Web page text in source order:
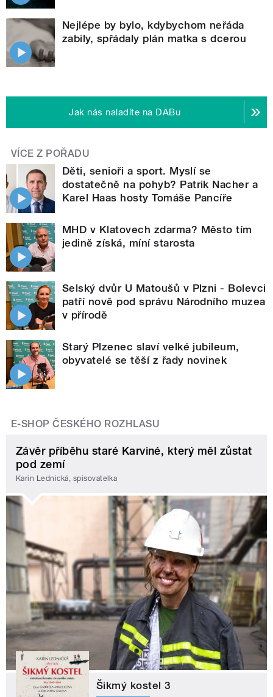
Nejlépe by bylo, kdybychom neřáda
zabily, spřádaly plán matka s dcerou
Jak nás naladíte na DABu
VÍCE Z POŘADU
Děti, senioři a sport. Myslí se
dostatečně na pohyb? Patrik Nacher a
Karel Haas hosty Tomáše Pancíře
MHD v Klatovech zdarma? Město tím
jedině získá, míní starosta
Selský dvůr U Matoušů v Plzni - Bolevci
patří nově pod správu Národního muzea
v přírodě
Starý Plzenec slaví velké jubileum,
obyvatelé se těší z řady novinek
E-SHOP ČESKÉHO ROZHLASU
Závěr příběhu staré Karviné, který měl zůstat
pod zemí
Karin Lednická, spisovatelka
Šikmý kostel 3